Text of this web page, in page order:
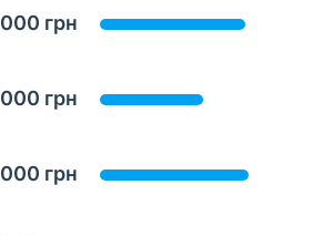
грн
грн
грн